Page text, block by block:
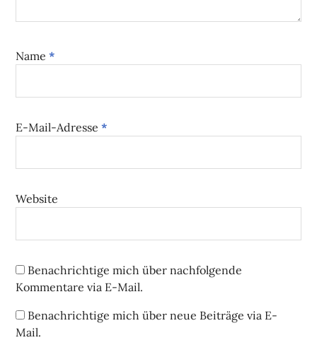
Name*
E-Mail-Adresse*
Website
Benachrichtige mich über nachfolgende
Kommentare via E-Mail.
Benachrichtige mich über neue Beiträge via E-
Mail.